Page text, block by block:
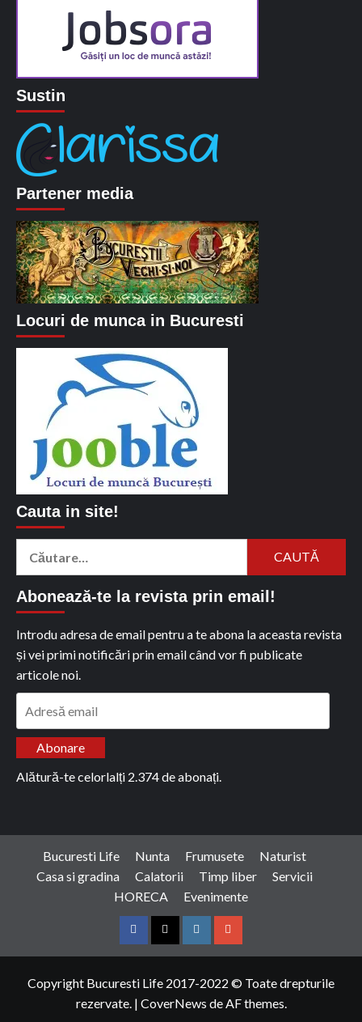
Sustin
Partener media
Locuri de munca in Bucuresti
Cauta in site!
Abonează-te la revista prin email!
Introdu adresa de email pentru a te abona la aceasta revista
și vei primi notificări prin email când vor fi publicate
articole noi.
Abonare
Alătură-te celorlalți 2.374 de abonați.
Bucuresti Life Nunta Frumusete
Naturist
Casa si gradina
Calatorii Timp liber
Servicii
HORECA
Evenimente
FacebookTwitterInstagramGoogle
Copyright Bucuresti Life 2017-2022 © Toate drepturile
rezervate. | CoverNews de AF themes.